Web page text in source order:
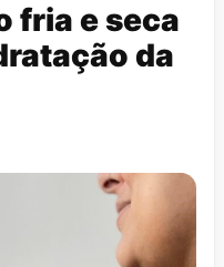
fria e seca
da